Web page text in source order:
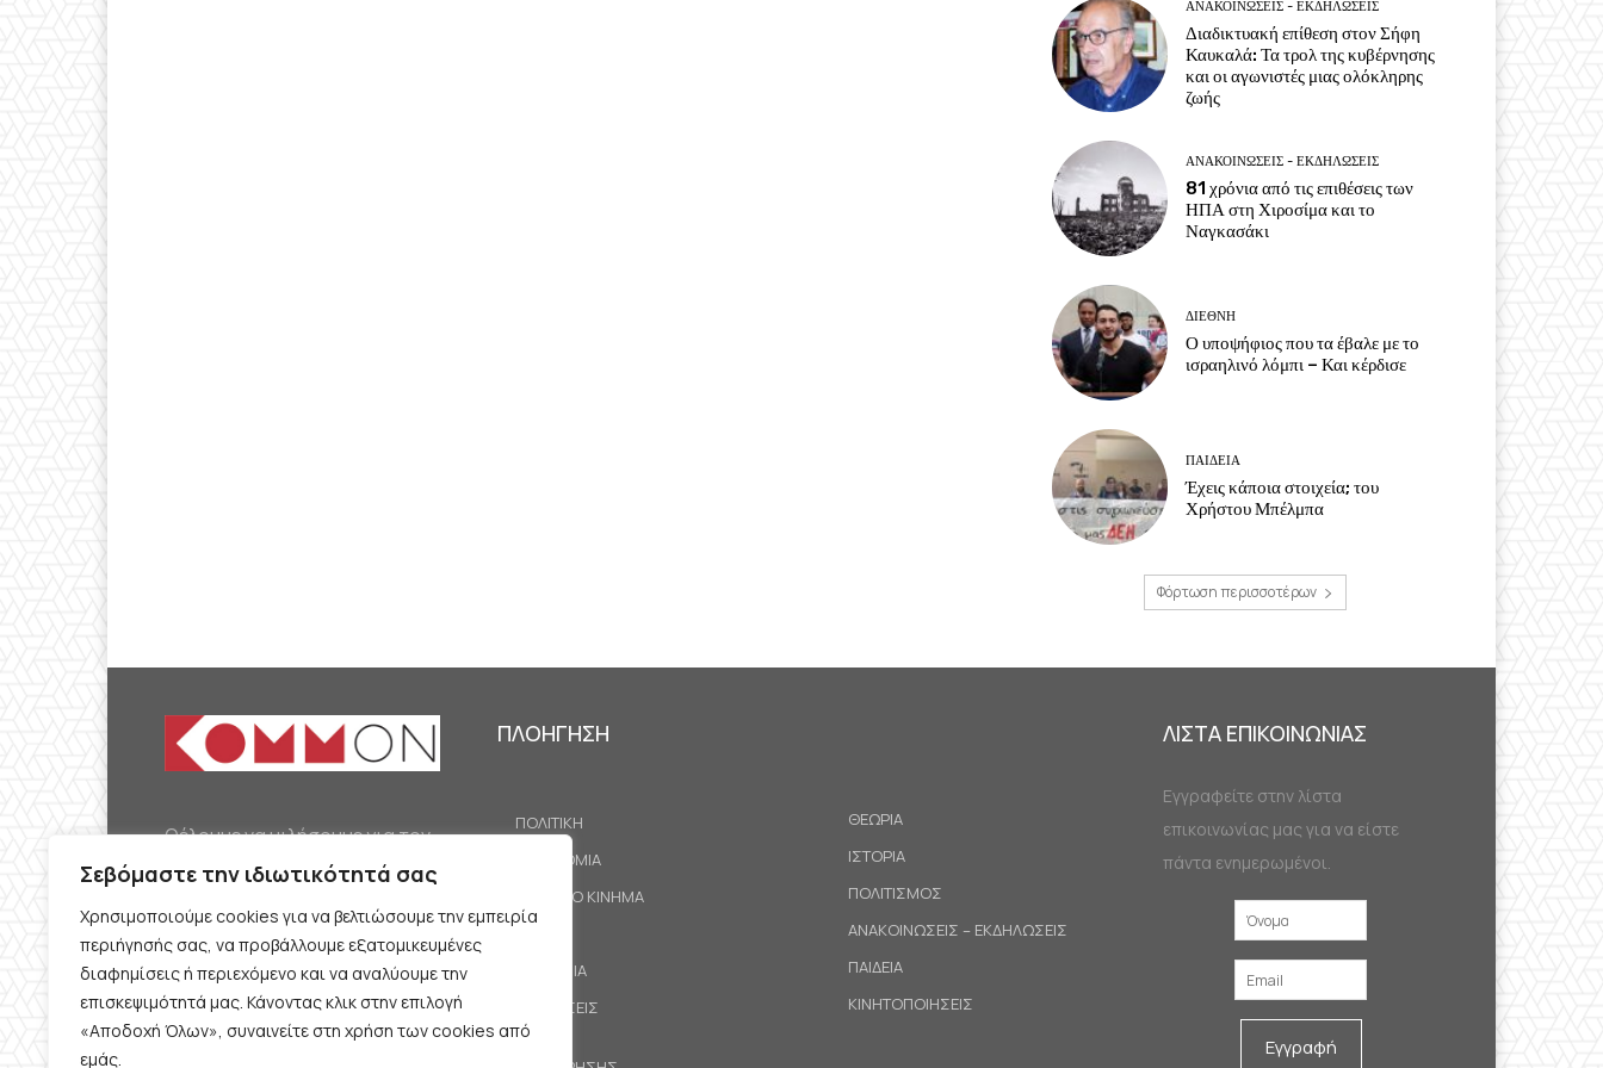
Σεβόμαστε την ιδιωτικότητά σας
Χρησιμοποιούμε cookies για να βελτιώσουμε την εμπειρία
περιήγησής σας, να προβάλλουμε εξατομικευμένες
διαφημίσεις ή περιεχόμενο και να αναλύουμε την
επισκεψιμότητά μας. Κάνοντας κλικ στην επιλογή
«Αποδοχή Όλων», συναινείτε στη χρήση των cookies από
εμάς.
ΑΝΑΚΟΙΝΩΣΕΙΣ - ΕΚΔΗΛΩΣΕΙΣ
Διαδικτυακή επίθεση στον Σήφη
Καυκαλά: Τα τρολ της κυβέρνησης
και οι αγωνιστές μιας ολόκληρης
ζωής
ΑΝΑΚΟΙΝΩΣΕΙΣ - ΕΚΔΗΛΩΣΕΙΣ
81 χρόνια από τις επιθέσεις των
ΗΠΑ στη Χιροσίμα και το
Ναγκασάκι
ΔΙΕΘΝΗ
Ο υποψήφιος που τα έβαλε με το
ισραηλινό λόμπι – Και κέρδισε
ΠΑΙΔΕΙΑ
Έχεις κάποια στοιχεία; του
Χρήστου Μπέλμπα
Φόρτωση περισσοτέρων
Θέλουμε να μιλήσουμε για τον
κομμουνισμό της εποχής μας,
την αναγκαία αλλά όχι
δεδομένη προοπτική.
Θέλουμε να μιλήσουμε
ταυτόχρονα για την
καθημερινή επιβίωση και τον
ΠΛΟΗΓΗΣΗ
ΠΟΛΙΤΙΚΗ
ΟΙΚΟΝΟΜΙΑ
ΕΡΓΑΤΙΚΟ ΚΙΝΗΜΑ
ΚΟΙΝΩΝΙΑ
ΠΡΟΤΑΣΕΙΣ
ΘΕΩΡΙΑ
ΙΣΤΟΡΙΑ
ΠΟΛΙΤΙΣΜΟΣ
ΑΝΑΚΟΙΝΩΣΕΙΣ – ΕΚΔΗΛΩΣΕΙΣ
ΠΑΙΔΕΙΑ
ΚΙΝΗΤΟΠΟΙΗΣΕΙΣ
ΛΙΣΤΑ ΕΠΙΚΟΙΝΩΝΙΑΣ
Εγγραφείτε στην λίστα
επικοινωνίας μας για να είστε
πάντα ενημερωμένοι.
Εγγραφή